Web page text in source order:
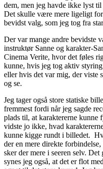
dem, men jeg havde ikke lyst
Det skulle være mere ligeligt
bevidst valg, som jeg tog fra
Der var mange andre bevidste
instruktør Sanne og karakter-
Cinema Verite, hvor det føles
kunne, hvis jeg tog aktiv
eller hvis det var mig, der viste
og se.
Jeg tager også store statiske
fremmest fordi når jeg sagde
plads til, at karaktererne kunne
vidste jo ikke, hvad
kunne kigge rundt i billedet.
der en mere direkte
sker der mere i seeren selv.
synes jeg også, at det er flot